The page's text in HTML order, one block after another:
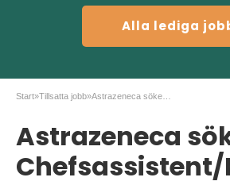
Alla lediga
Start»Tillsatta jobb»
Astrazeneca